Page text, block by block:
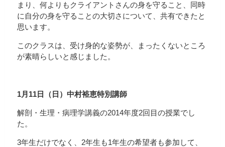
まり、何よりもクライアントさんの身を守ること、同時
に自分の身を守ることの大切さについて、共有できたと
思います。
このクラスは、受け身的な姿勢が、まったくないところ
が素晴らしいと感じました。
1月11 日（日）中村裕恵特別講師
解剖・生理・病理学講義の2014年度2回目の授業でし
た。
3年生だけでなく、2年生も1年生の希望者も参加して、